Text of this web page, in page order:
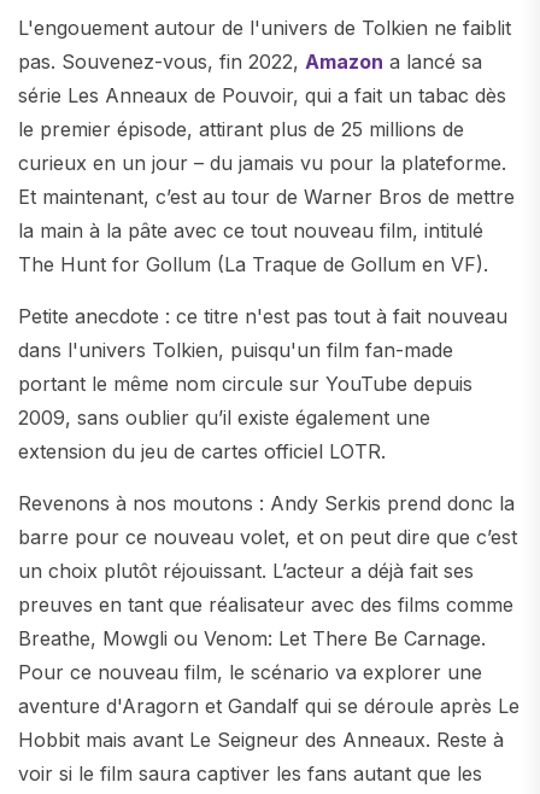
L'engouement autour de l'univers de Tolkien ne faiblit
pas. Souvenez-vous, fin 2022, Amazon a lancé sa
série Les Anneaux de Pouvoir, qui a fait un tabac dès
le premier épisode, attirant plus de 25 millions de
curieux en un jour – du jamais vu pour la plateforme.
Et maintenant, c’est au tour de Warner Bros de mettre
la main à la pâte avec ce tout nouveau film, intitulé
The Hunt for Gollum (La Traque de Gollum en VF).
Petite anecdote : ce titre n'est pas tout à fait nouveau
dans l'univers Tolkien, puisqu'un film fan-made
portant le même nom circule sur YouTube depuis
2009, sans oublier qu’il existe également une
extension du jeu de cartes officiel LOTR.
Revenons à nos moutons : Andy Serkis prend donc la
barre pour ce nouveau volet, et on peut dire que c’est
un choix plutôt réjouissant. L’acteur a déjà fait ses
preuves en tant que réalisateur avec des films comme
Breathe, Mowgli ou Venom: Let There Be Carnage.
Pour ce nouveau film, le scénario va explorer une
aventure d'Aragorn et Gandalf qui se déroule après Le
Hobbit mais avant Le Seigneur des Anneaux. Reste à
voir si le film saura captiver les fans autant que les